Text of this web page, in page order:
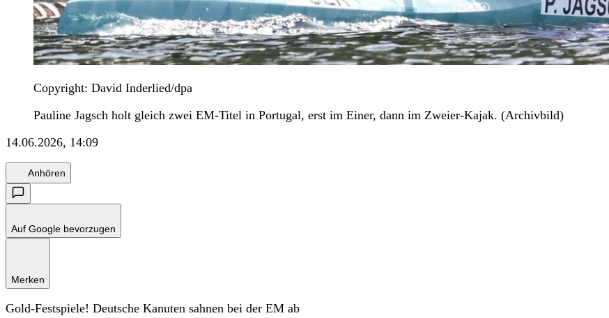
Copyright: David Inderlied/dpa
Pauline Jagsch holt gleich zwei EM-Titel in Portugal, erst im Einer, dann im Zweier-Kajak. (Archivbild)
14.06.2026, 14:09
Anhören
Auf Google bevorzugen
Merken
Gold-Festspiele! Deutsche Kanuten sahnen bei der EM ab